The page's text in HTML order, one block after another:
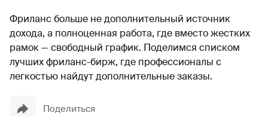
Фриланс больше не дополнительный источник
дохода, а полноценная работа, где вместо жестких
рамок — свободный график. Поделимся списком
лучших фриланс-бирж, где профессионалы с
легкостью найдут дополнительные заказы.
Поделиться